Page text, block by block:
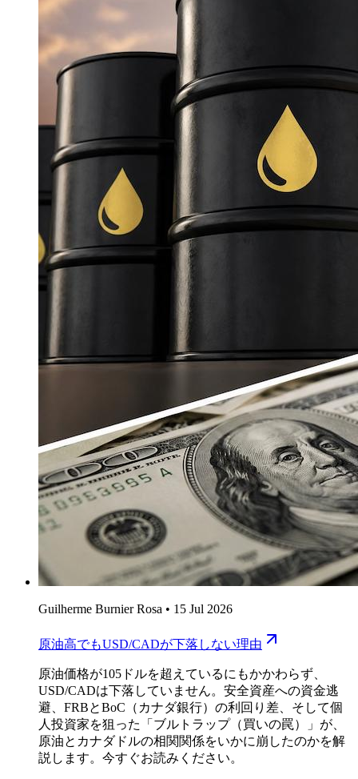
Guilherme Burnier Rosa • 15 Jul 2026
原油高でもUSD/CADが下落しない理由
原油価格が105ドルを超えているにもかかわらず、
USD/CADは下落していません。安全資産への資金逃
避、FRBとBoC（カナダ銀行）の利回り差、そして個
人投資家を狙った「ブルトラップ（買いの罠）」が、
原油とカナダドルの相関関係をいかに崩したのかを解
説します。今すぐお読みください。